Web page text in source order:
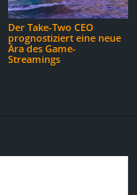
Der Take-Two CEO
prognostiziert eine neue
Ära des Game-
Streamings